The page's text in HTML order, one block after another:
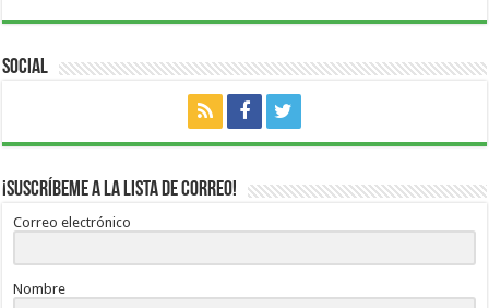
Social
¡Suscríbeme a la lista de correo!
Correo electrónico
Nombre